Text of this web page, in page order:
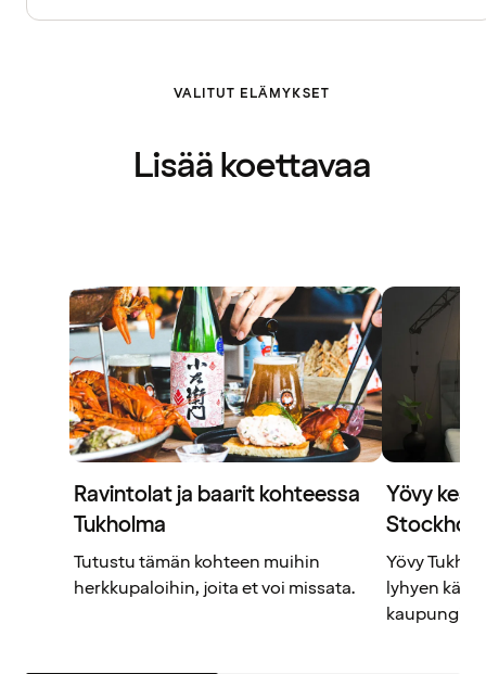
VALITUT ELÄMYKSET
Lisää koettavaa
Ravintolat ja baarit kohteessa
Tukholma
Tutustu tämän kohteen muihin
herkkupaloihin, joita et voi missata.
Yövy
Yövy
lyhyen
kaupungin